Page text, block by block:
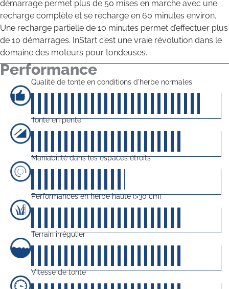
démarrage permet plus de 50 mises en marche avec une
recharge complète et se recharge en 60 minutes environ.
Une recharge partielle de 10 minutes permet d’effectuer plus
de 10 démarrages. InStart c’est une vraie révolution dans le
domaine des moteurs pour tondeuses.
Performance
Qualité de tonte en conditions d'herbe normales
Tonte en pente
Maniabilité dans les espaces étroits
Performances en herbe haute (>30 cm)
Terrain irrégulier
Vitesse de tonte